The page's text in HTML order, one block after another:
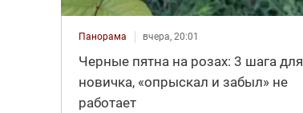
Панорама вчера, 20:01
Черные пятна на розах: 3 шага для
новичка, «опрыскал и забыл» не
работает